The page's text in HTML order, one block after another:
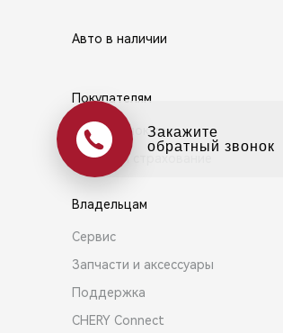
Авто в наличии
Покупателям
Выбор и покупка
Кредит и страхование
Владельцам
Сервис
Запчасти и аксессуары
Поддержка
CHERY Connect
Оцените свой авто
в обмен на новый